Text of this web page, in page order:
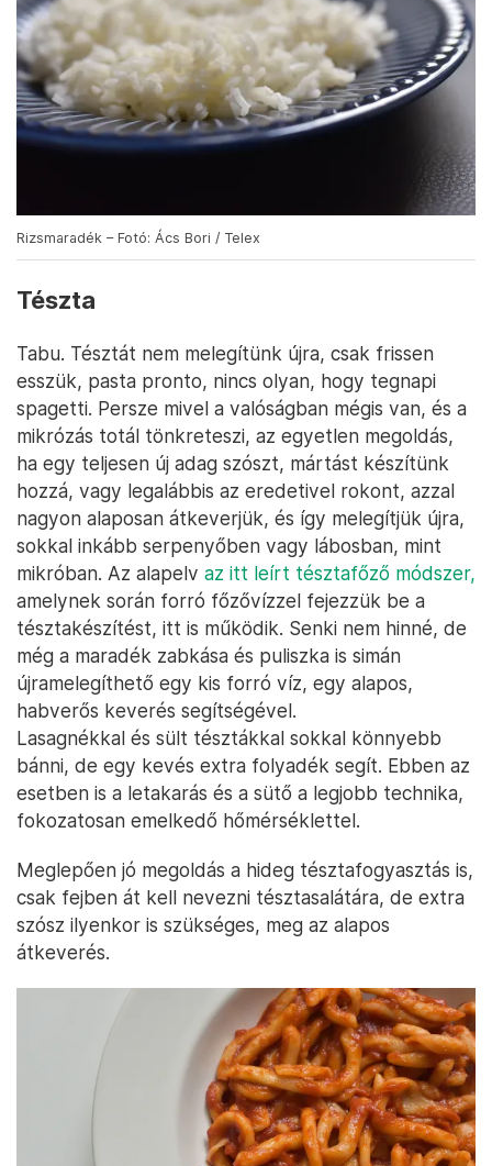
Rizsmaradék – Fotó: Ács Bori / Telex
Tészta
Tabu. Tésztát nem melegítünk újra, csak frissen
esszük, pasta pronto, nincs olyan, hogy tegnapi
spagetti. Persze mivel a valóságban mégis van, és a
mikrózás totál tönkreteszi, az egyetlen megoldás,
ha egy teljesen új adag szószt, mártást készítünk
hozzá, vagy legalábbis az eredetivel rokont, azzal
nagyon alaposan átkeverjük, és így melegítjük újra,
sokkal inkább serpenyőben vagy lábosban, mint
mikróban. Az alapelv az itt leírt tésztafőző módszer,
amelynek során forró főzővízzel fejezzük be a
tésztakészítést, itt is működik. Senki nem hinné, de
még a maradék zabkása és puliszka is simán
újramelegíthető egy kis forró víz, egy alapos,
habverős keverés segítségével.
Lasagnékkal és sült tésztákkal sokkal könnyebb
bánni, de egy kevés extra folyadék segít. Ebben az
esetben is a letakarás és a sütő a legjobb technika,
fokozatosan emelkedő hőmérséklettel.
Meglepően jó megoldás a hideg tésztafogyasztás is,
csak fejben át kell nevezni tésztasalátára, de extra
szósz ilyenkor is szükséges, meg az alapos
átkeverés.